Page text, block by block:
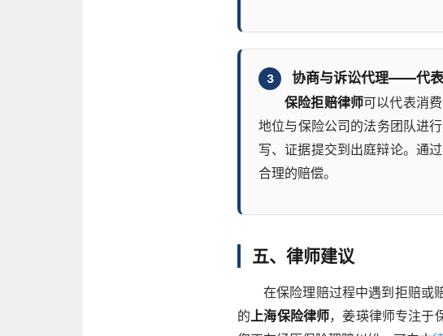
3
协商与诉讼代理——代
保险拒赔律师可以代表消
地位与保险公司的法务团队进
写、证据提交到出庭辩论。通
合理的赔偿。
五、律师建议
在保险理赔过程中遇到拒赔或
的上海保险律师，姜瑛律师专注于